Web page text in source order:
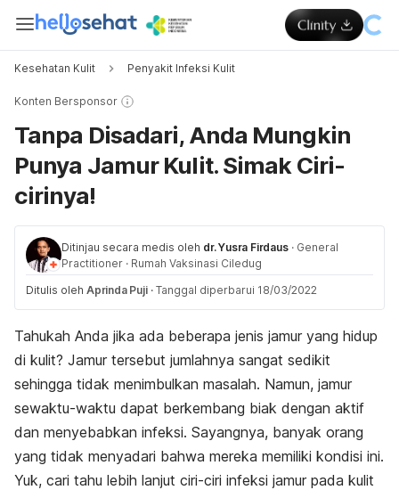
Kesehatan Kulit Penyakit Infeksi Kulit
Konten Bersponsor
Tanpa Disadari, Anda Mungkin
Punya Jamur Kulit. Simak Ciri-
cirinya!
Ditinjau secara medis oleh dr. Yusra Firdaus · General
Practitioner · Rumah Vaksinasi Ciledug
Ditulis oleh Aprinda Puji · Tanggal diperbarui 18/03/2022
Tahukah Anda jika ada beberapa jenis jamur yang hidup
di kulit? Jamur tersebut jumlahnya sangat sedikit
sehingga tidak menimbulkan masalah. Namun, jamur
sewaktu-waktu dapat berkembang biak dengan aktif
dan menyebabkan infeksi. Sayangnya, banyak orang
yang tidak menyadari bahwa mereka memiliki kondisi ini.
Yuk, cari tahu lebih lanjut ciri-ciri infeksi jamur pada kulit